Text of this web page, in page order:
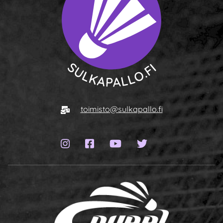
E-mailtoimisto@sulkapallo.fi
Instagram page
Facebook page
YouTube channel
Twitter page